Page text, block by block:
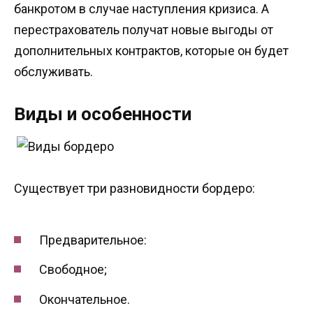
банкротом в случае наступления кризиса. А
перестрахователь получат новые выгоды от
дополнительных контрактов, которые он будет
обслуживать.
Виды и особенности
Существует три разновидности бордеро:
Предварительное:
Свободное;
Окончательное.